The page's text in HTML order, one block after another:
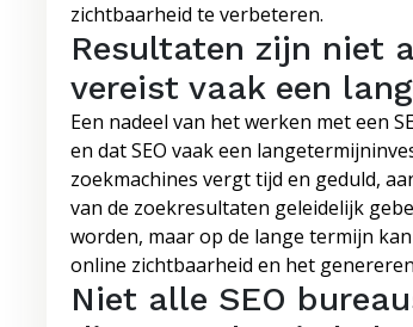
zichtbaarheid te verbeteren.
Resultaten zijn niet
vereist vaak een
Een nadeel van het werken met een
en dat SEO vaak een
zoekmachines vergt tijd en geduld,
van de zoekresultaten geleidelijk
worden, maar op de lange termijn
online zichtbaarheid en het
Niet alle SEO